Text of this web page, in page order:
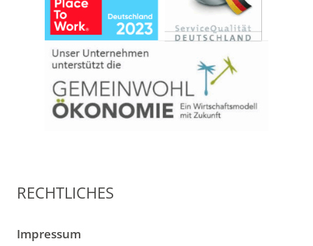
RECHTLICHES
Impressum